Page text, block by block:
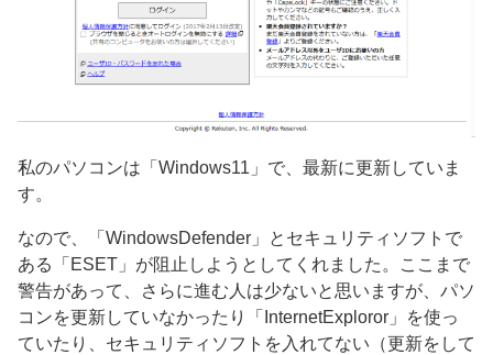
私のパソコンは「Windows11」で、最新に更新していま
す。
なので、「WindowsDefender」とセキュリティソフトで
ある「ESET」が阻止しようとしてくれました。ここまで
警告があって、さらに進む人は少ないと思いますが、パソ
コンを更新していなかったり「InternetExploror」を使っ
ていたり、セキュリティソフトを入れてない（更新をして